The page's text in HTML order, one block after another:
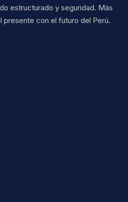
estructurado y seguridad. Más
presente con el futuro del Perú.